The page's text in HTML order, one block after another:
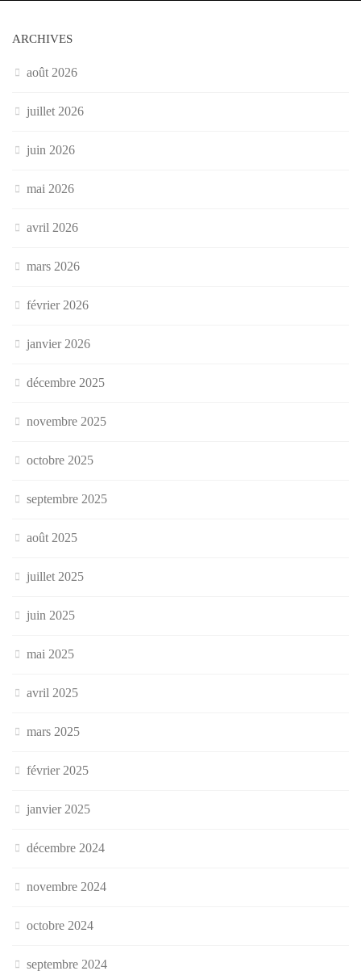
ARCHIVES
août 2026
juillet 2026
juin 2026
mai 2026
avril 2026
mars 2026
février 2026
janvier 2026
décembre 2025
novembre 2025
octobre 2025
septembre 2025
août 2025
juillet 2025
juin 2025
mai 2025
avril 2025
mars 2025
février 2025
janvier 2025
décembre 2024
novembre 2024
octobre 2024
septembre 2024